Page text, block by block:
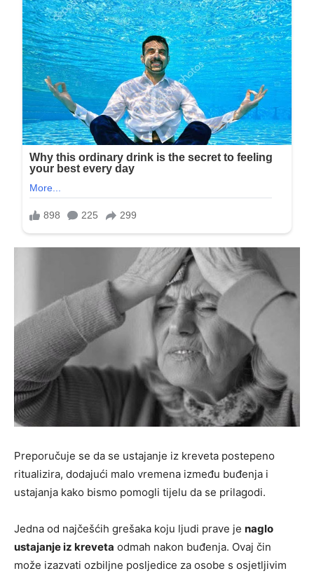
Preporučuje se da se ustajanje iz kreveta postepeno
ritualizira, dodajući malo vremena između buđenja i
ustajanja kako bismo pomogli tijelu da se prilagodi.
Jedna od najčešćih grešaka koju ljudi prave je naglo
ustajanje iz kreveta odmah nakon buđenja. Ovaj čin
može izazvati ozbiljne posljedice za osobe s osjetljivim